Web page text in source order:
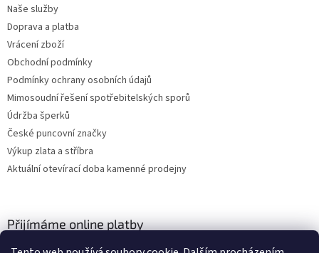
Naše služby
Doprava a platba
Vrácení zboží
Obchodní podmínky
Podmínky ochrany osobních údajů
Mimosoudní řešení spotřebitelských sporů
Údržba šperků
České puncovní značky
Výkup zlata a stříbra
Aktuální otevírací doba kamenné prodejny
Přijímáme online platby